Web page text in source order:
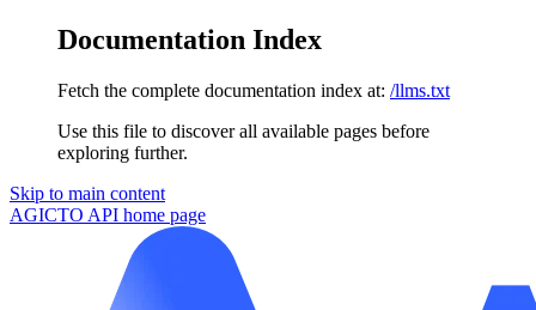
Documentation Index
Fetch the complete documentation index at: /llms.txt
Use this file to discover all available pages before
exploring further.
Skip to main content
AGICTO API home page